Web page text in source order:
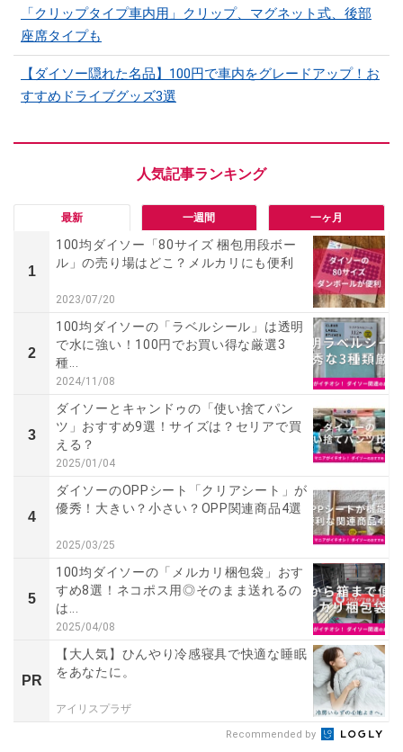
「クリップタイプ車内用」クリップ、マグネット式、後部
座席タイプも
【ダイソー隠れた名品】100円で車内をグレードアップ！お
すすめドライブグッズ3選
最新 一週間 一ヶ月
1
100均ダイソー「80サイズ 梱包用段ボー
ル」の売り場はどこ？メルカリにも便利
2023/07/20
2
100均ダイソーの「ラベルシール」は透明
で水に強い！100円でお買い得な厳選3
種...
2024/11/08
3
ダイソーとキャンドゥの「使い捨てパン
ツ」おすすめ9選！サイズは？セリアで買
える？
2025/01/04
4
ダイソーのOPPシート「クリアシート」が
優秀！大きい？小さい？OPP関連商品4選
2025/03/25
5
100均ダイソーの「メルカリ梱包袋」おす
すめ8選！ネコポス用◎そのまま送れるの
は...
2025/04/08
PR
【大人気】ひんやり冷感寝具で快適な睡眠
をあなたに。
アイリスプラザ
Recommended by